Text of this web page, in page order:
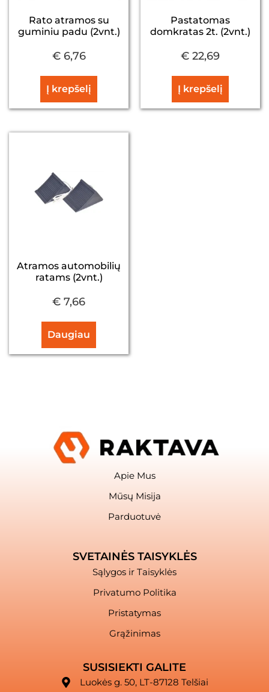
Rato atramos su
guminiu padu (2vnt.)
€6,76
Į krepšelį
Pastatomas
domkratas 2t. (2vnt.)
€ 22,69
Į krepšelį
Atramos automobilių
ratams (2vnt.)
€ 7,66
Daugiau
Apie Mus
Mūsų Misija
Parduotuvė
SVETAINĖS TAISYKLĖS
Sąlygos ir Taisyklės
Privatumo Politika
Pristatymas
Grąžinimas
SUSISIEKTI GALITE
Luokės g. 50, LT-87128 Telšiai